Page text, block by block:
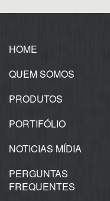
HOME
QUEM SOMOS
PRODUTOS
PORTIFÓLIO
NOTICIAS MÍDIA
PERGUNTAS
FREQUENTES